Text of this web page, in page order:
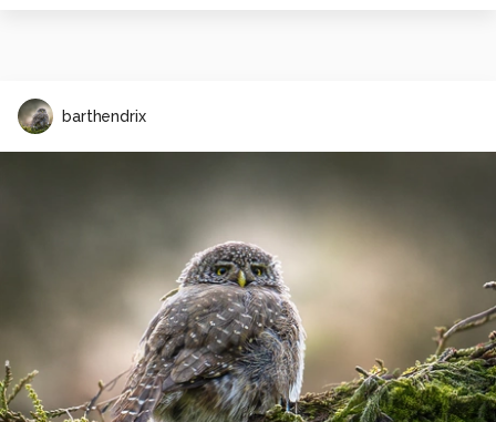
barthendrix